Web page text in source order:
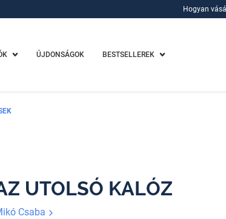
Hogyan
ÚJDONSÁGOK BESTSELLEREK
UTOLSÓ KALÓZ
Csaba